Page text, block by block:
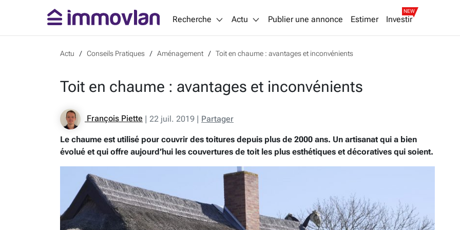
Recherche Actu Publier une annonce Estimer Investir
NEW
Actu Conseils Pratiques Aménagement Toit en chaume : avantages et inconvénients
Toit en chaume : avantages et inconvénients
François Piette | 22 juil. 2019 | Partager
Le chaume est utilisé pour couvrir des toitures depuis plus de 2000 ans. Un artisanat qui a bien
évolué et qui offre aujourd’hui les couvertures de toit les plus esthétiques et décoratives qui soient.